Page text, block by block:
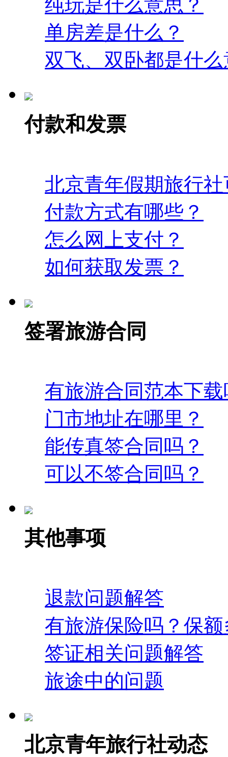
纯玩是什么意思？
单房差是什么？
双飞、双卧都是什
付款和发票
北京青年假期旅行
付款方式有哪些？
怎么网上支付？
如何获取发票？
签署旅游合同
有旅游合同范本下
门市地址在哪里？
能传真签合同吗？
可以不签合同吗？
其他事项
退款问题解答
有旅游保险吗？保
签证相关问题解答
旅途中的问题
北京青年旅行社动态